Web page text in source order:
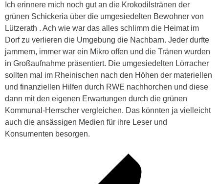
Ich erinnere mich noch gut an die Krokodilstränen der
grünen Schickeria über die umgesiedelten Bewohner von
Lützerath . Ach wie war das alles schlimm die Heimat im
Dorf zu verlieren die Umgebung die Nachbarn. Jeder durfte
jammern, immer war ein Mikro offen und die Tränen wurden
in Großaufnahme präsentiert. Die umgesiedelten Lörracher
sollten mal im Rheinischen nach den Höhen der materiellen
und finanziellen Hilfen durch RWE nachhorchen und diese
dann mit den eigenen Erwartungen durch die grünen
Kommunal-Herrscher vergleichen. Das könnten ja vielleicht
auch die ansässigen Medien für ihre Leser und
Konsumenten besorgen.